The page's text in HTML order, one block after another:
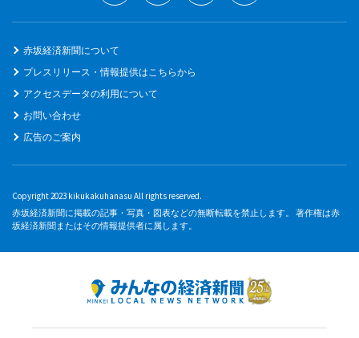
赤坂経済新聞について
プレスリリース・情報提供はこちらから
アクセスデータの利用について
お問い合わせ
広告のご案内
Copyright 2023 kikukakuhanasu All rights reserved.
赤坂経済新聞に掲載の記事・写真・図表などの無断転載を禁止します。 著作権は赤
坂経済新聞またはその情報提供者に属します。